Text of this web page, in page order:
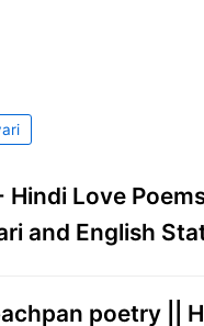
Hindi Love
and English
poetry ||